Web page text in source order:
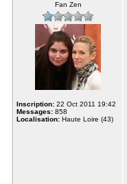
Fan Zen
Inscription: 22 Oct 2011 19:42
Messages: 858
Localisation: Haute Loire (43)